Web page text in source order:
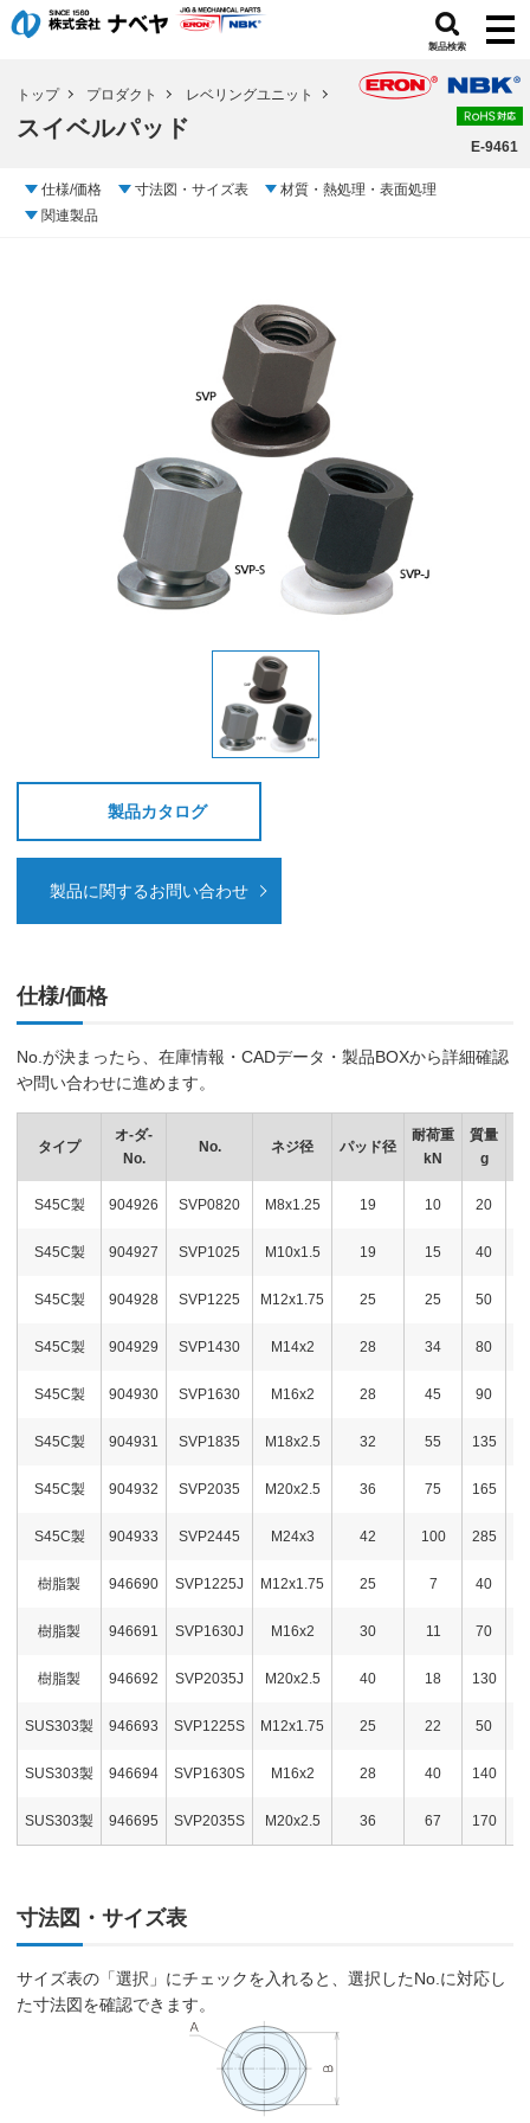
製品検索
トップ プロダクト レベリングユニット
スイベルパッド
E-9461
仕様/価格 寸法図・サイズ表
材質・熱処理・表面処理
関連製品
製品カタログ
製品に関するお問い合わせ
仕様/価格
No.が決まったら、在庫情報・CADデータ・製品BOXから詳細確認
や問い合わせに進めます。
タイプ
オ-ダ-
No.
No. ネジ径 パッド径
耐荷重
kN
質量
g
S45C製 904926 SVP0820 M8x1.25 19 10 20
S45C製 904927 SVP1025 M10x1.5 19 15 40
S45C製 904928 SVP1225 M12x1.75 25 25 50
S45C製 904929 SVP1430 M14x2 28 34 80
S45C製 904930 SVP1630 M16x2 28 45 90
S45C製 904931 SVP1835 M18x2.5 32 55 135
S45C製 904932 SVP2035 M20x2.5 36 75 165
S45C製 904933 SVP2445 M24x3 42 100 285
樹脂製 946690 SVP1225J M12x1.75 25 7 40
樹脂製 946691 SVP1630J M16x2 30 11 70
樹脂製 946692 SVP2035J M20x2.5 40 18 130
SUS303製 946693 SVP1225S M12x1.75 25 22 50
SUS303製 946694 SVP1630S M16x2 28 40 140
SUS303製 946695 SVP2035S M20x2.5 36 67 170
寸法図・サイズ表
サイズ表の「選択」にチェックを入れると、選択したNo.に対応し
た寸法図を確認できます。